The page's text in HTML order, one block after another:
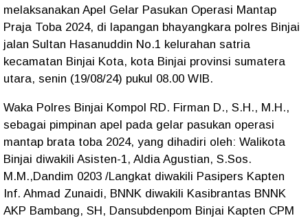
melaksanakan Apel Gelar Pasukan Operasi Mantap
Praja Toba 2024, di lapangan bhayangkara polres Binjai
jalan Sultan Hasanuddin No.1 kelurahan satria
kecamatan Binjai Kota, kota Binjai provinsi sumatera
utara, senin (19/08/24) pukul 08.00 WIB.
Waka Polres Binjai Kompol RD. Firman D., S.H., M.H.,
sebagai pimpinan apel pada gelar pasukan operasi
mantap brata toba 2024, yang dihadiri oleh: Walikota
Binjai diwakili Asisten-1, Aldia Agustian, S.Sos.
M.M.,Dandim 0203 /Langkat diwakili Pasipers Kapten
Inf. Ahmad Zunaidi, BNNK diwakili Kasibrantas BNNK
AKP Bambang, SH, Dansubdenpom Binjai Kapten CPM